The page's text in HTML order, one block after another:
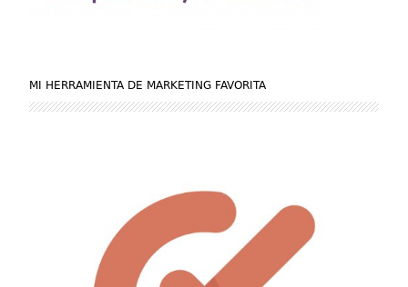
MI HERRAMIENTA DE MARKETING FAVORITA